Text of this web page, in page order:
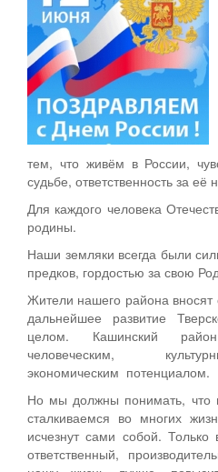
тем, что живём в России,
судьбе, ответственность за
Для каждого человека
родины.
Наши земляки всегда были
предков, гордостью за свою
Жители нашего района вносят
дальнейшее развитие
целом. Кашинский
человеческим,
экономическим потенциалом.
Но мы должны понимать,
сталкиваемся во многих
исчезнут сами собой. Только
ответственный,